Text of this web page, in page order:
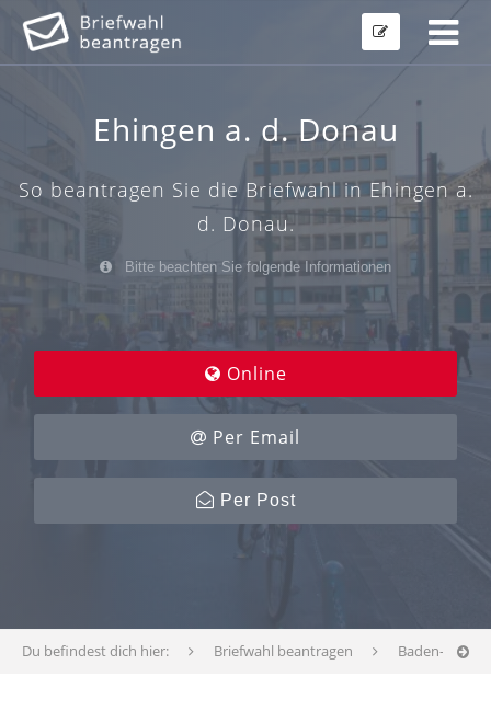
Ehingen a. d. Donau
So beantragen Sie die Briefwahl in Ehingen a.
d. Donau.
Bitte beachten Sie folgende Informationen
Online
Per Email
Per Post
Du befindest dich hier: Briefwahl beantragen Baden-